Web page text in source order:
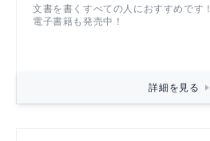
文書を書くすべての人におすすめです！
電子書籍も発売中！
詳細を見る